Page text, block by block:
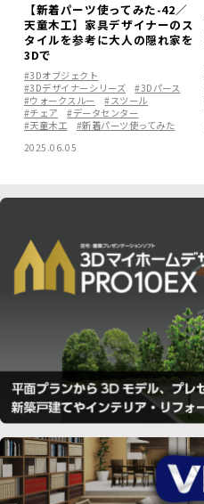
【新着パーツ使ってみた-42／
天童木工】家具デザイナーのス
タイルを参考に大人の隠れ家を
3Dで
#3Dオブジェクト
#3Dデザイナーシリーズ
#3Dパース
#ウォークスルー
#スツール
#チェア
#データセンター
#天童木工
#新着パーツ使ってみた
2025.06.05